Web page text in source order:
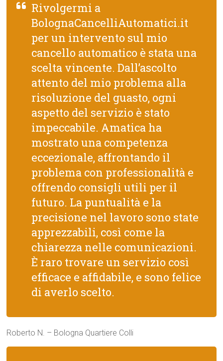
Rivolgermi a
BolognaCancelliAutomatici.it
per un intervento sul mio
cancello automatico è stata una
scelta vincente. Dall’ascolto
attento del mio problema alla
risoluzione del guasto, ogni
aspetto del servizio è stato
impeccabile. Amatica ha
mostrato una competenza
eccezionale, affrontando il
problema con professionalità e
offrendo consigli utili per il
futuro. La puntualità e la
precisione nel lavoro sono state
apprezzabili, così come la
chiarezza nelle comunicazioni.
È raro trovare un servizio così
efficace e affidabile, e sono felice
di averlo scelto.
Roberto N. – Bologna Quartiere Colli